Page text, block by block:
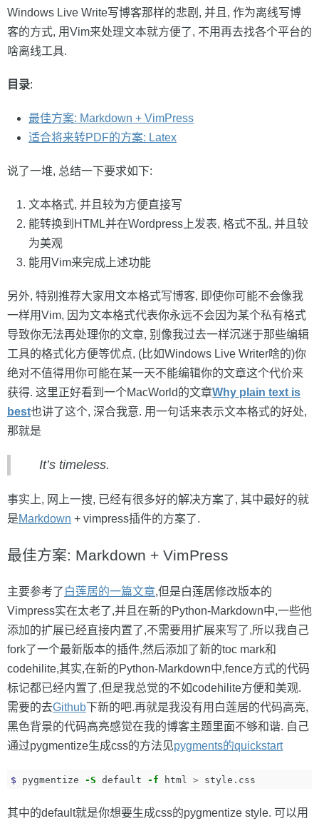
Windows Live Write写博客那样的悲剧, 并且, 作为离线写博
客的方式, 用Vim来处理文本就方便了, 不用再去找各个平台的
啥离线工具.
目录:
最佳方案: Markdown + VimPress
适合将来转PDF的方案: Latex
说了一堆, 总结一下要求如下:
文本格式, 并且较为方便直接写
能转换到HTML并在Wordpress上发表, 格式不乱, 并且较
为美观
能用Vim来完成上述功能
另外, 特别推荐大家用文本格式写博客, 即使你可能不会像我
一样用Vim, 因为文本格式代表你永远不会因为某个私有格式
导致你无法再处理你的文章, 别像我过去一样沉迷于那些编辑
工具的格式化方便等优点, (比如Windows Live Writer啥的)你
绝对不值得用你可能在某一天不能编辑你的文章这个代价来
获得. 这里正好看到一个MacWorld的文章Why plain text is
best也讲了这个, 深合我意. 用一句话来表示文本格式的好处,
那就是
It’s timeless.
事实上, 网上一搜, 已经有很多好的解决方案了, 其中最好的就
是Markdown + vimpress插件的方案了.
最佳方案: Markdown + VimPress
主要参考了 白莲居的一篇文章,但是白莲居修改版本的
Vimpress实在太老了,并且在新的Python-Markdown中,一些他
添加的扩展已经直接内置了,不需要用扩展来写了,所以我自己
fork了一个最新版本的插件,然后添加了新的toc mark和
codehilite,其实,在新的Python-Markdown中,fence方式的代码
标记都已经内置了,但是我总觉的不如codehilite方便和美观.
需要的去Github下新的吧.再就是我没有用白莲居的代码高亮,
黑色背景的代码高亮感觉在我的博客主题里面不够和谐. 自己
通过pygmentize生成css的方法见pygments的quickstart
$ pygmentize -S default -f html >
其中的default就是你想要生成css的pygmentize style. 可以用